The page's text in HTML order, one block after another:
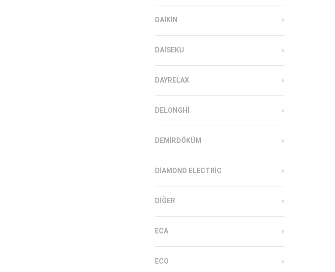
DAIKIN
DAISEKU
DAYRELAX
DELONGHI
DEMIRDÖKÜM
DIAMOND ELECTRIC
DIĞER
ECA
ECO